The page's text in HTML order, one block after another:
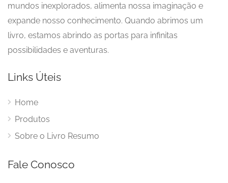
mundos inexplorados, alimenta nossa imaginação e
expande nosso conhecimento. Quando abrimos um
livro, estamos abrindo as portas para infinitas
possibilidades e aventuras.
Links Úteis
Home
Produtos
Sobre o Livro Resumo
Fale Conosco